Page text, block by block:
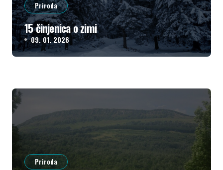
Priroda
15 činjenica o zimi
09. 01. 2026
Priroda